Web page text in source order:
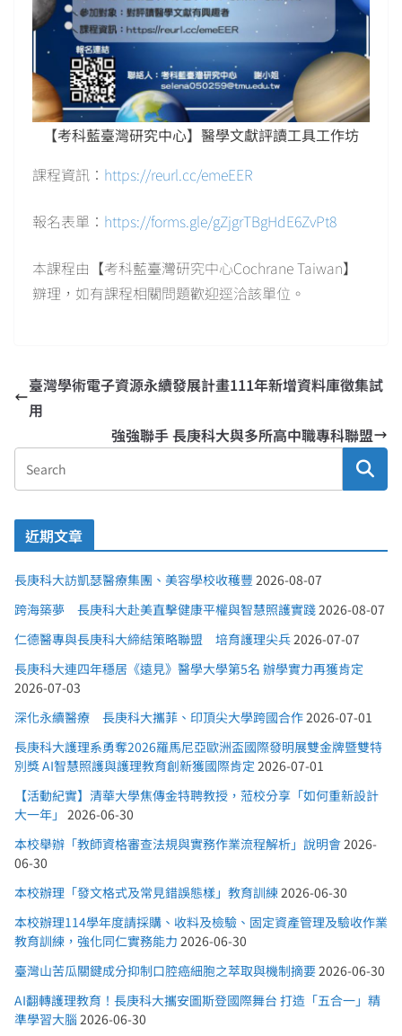
【考科藍臺灣研究中心】醫學文獻評讀工具工作坊
課程資訊： https://reurl.cc/emeEER
報名表單： https://forms.gle/gZjgrTBgHdE6ZvPt8
本課程由【考科藍臺灣研究中心Cochrane Taiwan】
辧理，如有課程相關問題歡迎逕洽該單位。
臺灣學術電子資源永續發展計畫111年新增資料庫徵集試
用
強強聯手 長庚科大與多所高中職專科聯盟
近期文章
長庚科大訪凱瑟醫療集團、美容學校收穫豐 2026-08-07
跨海築夢 長庚科大赴美直擊健康平權與智慧照護實踐2026-08-07
仁德醫專與長庚科大締結策略聯盟 培育護理尖兵2026-07-07
長庚科大連四年穩居《遠見》醫學大學第5名 辦學實力再獲肯定
2026-07-03
深化永續醫療 長庚科大攜菲、印頂尖大學跨國合作2026-07-01
長庚科大護理系勇奪2026羅馬尼亞歐洲盃國際發明展雙金牌暨雙特
別獎 AI智慧照護與護理教育創新獲國際肯定 2026-07-01
【活動紀實】清華大學焦傳金特聘教授，蒞校分享「如何重新設計
大一年」 2026-06-30
本校舉辦「教師資格審查法規與實務作業流程解析」說明會2026-
06-30
本校辦理「發文格式及常見錯誤態樣」教育訓練2026-06-30
本校辦理114學年度請採購、收料及檢驗、固定資產管理及驗收作業
教育訓練，強化同仁實務能力 2026-06-30
臺灣山苦瓜關鍵成分抑制口腔癌細胞之萃取與機制摘要2026-06-30
AI翻轉護理教育！長庚科大攜安圖斯登國際舞台 打造「五合一」精
準學習大腦 2026-06-30